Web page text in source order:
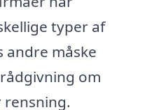
typer af
andre måske
om